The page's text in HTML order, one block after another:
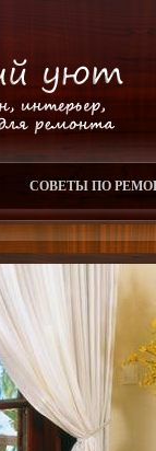
СОВЕТЫ ПО